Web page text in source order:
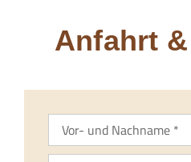
Anfahrt